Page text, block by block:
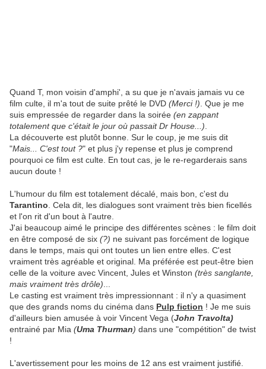
Quand T, mon voisin d'amphi', a su que je n'avais jamais vu ce
film culte, il m'a tout de suite prêté le DVD (Merci !) . Que je me
suis empressée de regarder dans la soirée (en zappant
totalement que c'était le jour où passait Dr House...)
La découverte est plutôt bonne. Sur le coup, je me suis dit
"Mais... C'est tout ?" et plus j'y repense et plus je comprend
pourquoi ce film est culte. En tout cas, je le re-regarderais sans
aucun doute !
L'humour du film est totalement décalé, mais bon, c'est du
Tarantino . Cela dit, les dialogues sont vraiment très bien ficellés
et l'on rit d'un bout à l'autre.
J'ai beaucoup aimé le principe des différentes scènes : le film doit
en être composé de six (?) ne suivant pas forcément de logique
dans le temps, mais qui ont toutes un lien entre elles. C'est
vraiment très agréable et original. Ma préférée est peut-être bien
celle de la voiture avec Vincent, Jules et Winston (très sanglante,
mais vraiment très drôle)
Le casting est vraiment très impressionnant : il n'y a quasiment
que des grands noms du cinéma dans Pulp fiction ! Je me suis
d'ailleurs bien amusée à voir Vincent Vega (John Travolta)
entrainé par Mia (Uma Thurman) dans une "compétition" de twist
!
L'avertissement pour les moins de 12 ans est vraiment justifié.